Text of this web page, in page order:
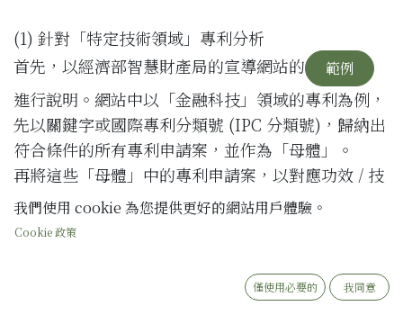
(1) 針對「特定技術領域」專利分析
首先，以經濟部智慧財產局的宣導網站的
範例
進行說明。網站中以「金融科技」領域的專利為例，
先以關鍵字或國際專利分類號 (IPC 分類號)，歸納出
符合條件的所有專利申請案，並作為「母體」。
再將這些「母體」中的專利申請案，以對應功效 / 技
術的關鍵字，繪製出技術功效矩陣圖 (下圖 1)，且圖
1 中每組功效 / 技術均可對應一個「區塊」。因此，
大量的專利申請案（專利地雷區）、而哪些區塊技
術/功效還未有大量的專利申請案（專利處女區）。
我們使用 cookie 為您提供更好的網站用戶體驗。
Cookie 政策
僅使用必要的 我同意